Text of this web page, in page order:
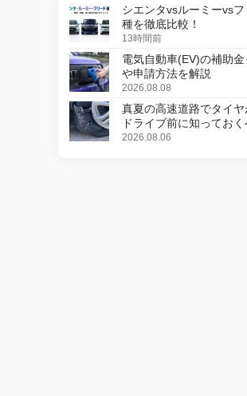
シエンタvsルーミーvs
種を徹底比較！
13時間前
電気自動車(EV)の補助
や申請方法を解説
2026.08.08
真夏の高速道路でタイ
ドライブ前に知ってお
2026.08.06